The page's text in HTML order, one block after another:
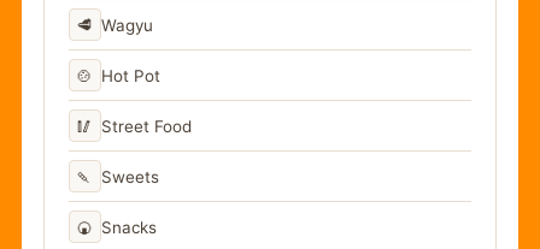
🥩 Wagyu
🍲 Hot Pot
🥢 Street Food
🍡 Sweets
🍘 Snacks